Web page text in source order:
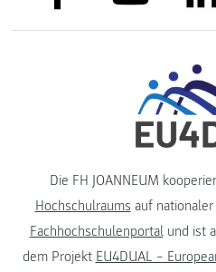
Die FH JOANNEUM
Hochschulraums auf
Fachhochschulenportalund ist
dem Projekt EU4DUAL –